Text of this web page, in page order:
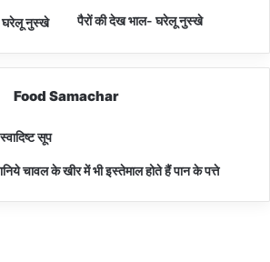
घरेलू नुस्खे पैरों की देख भाल- घरेलू नुस्खे
Food Samachar
सूप
चावल के खीर में भी इस्तेमाल होते हैं पान के पत्ते